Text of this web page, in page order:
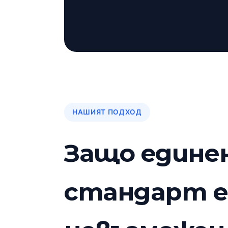
НАШИЯТ ПОДХОД
Защо
стандарт е